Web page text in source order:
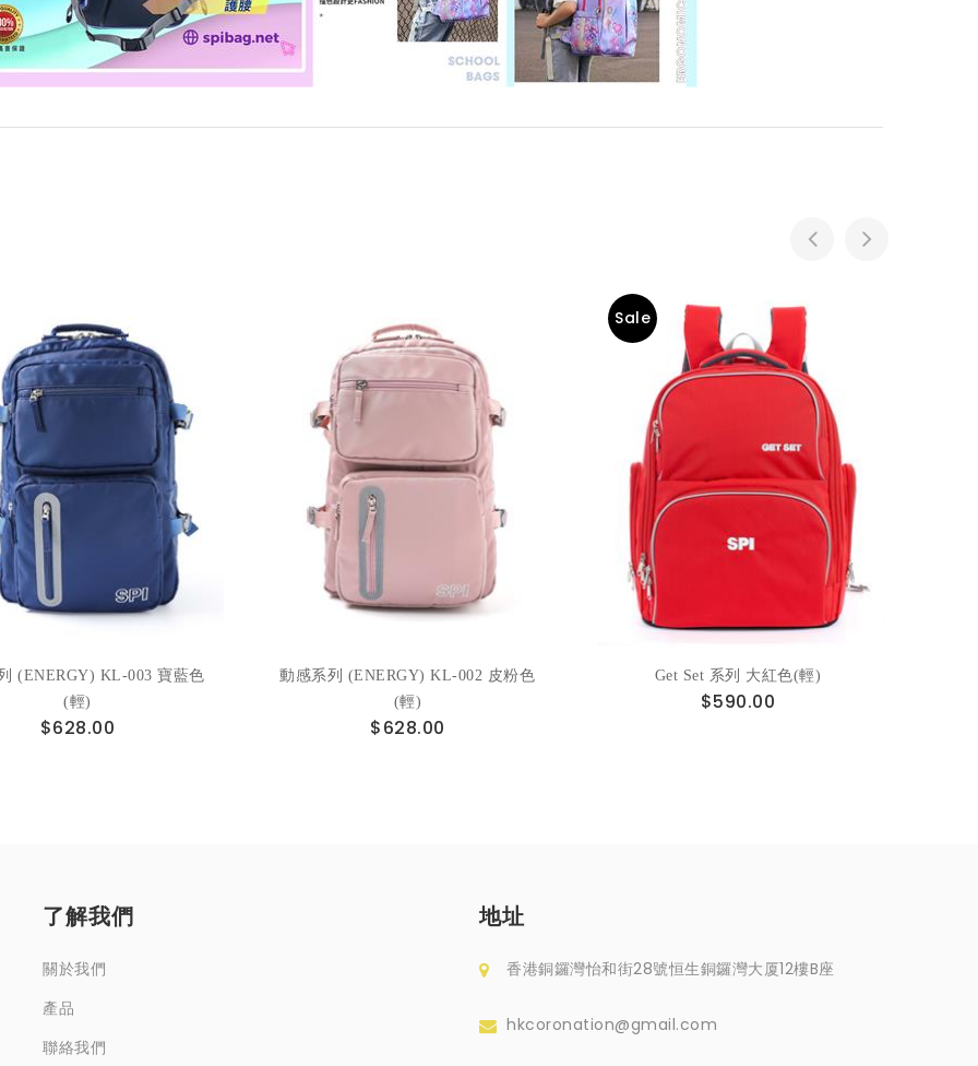
(ENERGY) KL-003 寶藍色
(輕)
$628.00
動感系列 (ENERGY) KL-002 皮粉色
(輕)
$628.00
Sale
Get Set 系列 大紅色(輕)
$590.00
了解我們
關於我們
產品
聯絡我們
地址
香港銅鑼灣怡和街28號恒生銅鑼灣大厦12樓B座
hkcoronation@gmail.com